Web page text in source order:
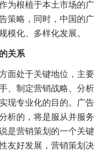
为根植于本土市场的广
策略，同时，中国的广
模化、多样化发展。
关系
处于关键地位，主要
、制定营销战略、分析
现专业化的目的。广告
析的，将是服从并服务
是营销策划的一个关键
友好发展，营销策划决